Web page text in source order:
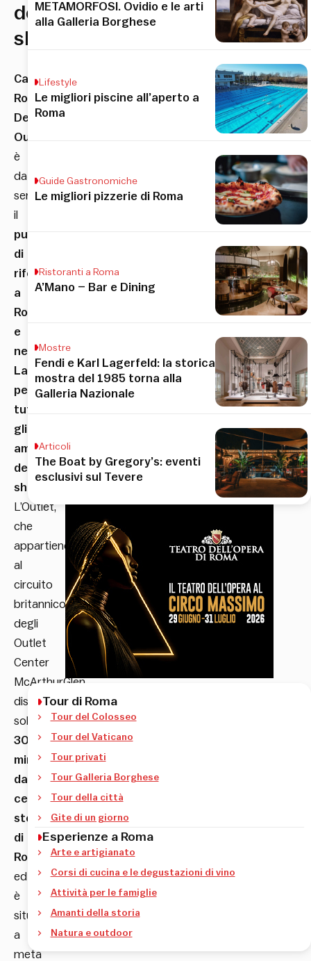
dello
shopping
Castel
Romano
Designer
Outlet
è
da
sempre
il
punto
di
riferimento
a
Roma
e
nel
Lazio
per
tutti
gli
amanti
dello
shopping
L’Outlet,
che
appartiene
al
circuito
britannico
degli
Outlet
Center
McArthurGlen,
dista
solo
30
minuti
dal
centro
storico
di
Roma
ed
è
situato
a
metà
METAMORFOSI. Ovidio e le arti
alla Galleria Borghese
Lifestyle
Le migliori piscine all’aperto a
Roma
Guide Gastronomiche
Le migliori pizzerie di Roma
Ristoranti a Roma
A’Mano – Bar e Dining
Mostre
Fendi e Karl Lagerfeld: la storica
mostra del 1985 torna alla
Galleria Nazionale
Articoli
The Boat by Gregory’s: eventi
esclusivi sul Tevere
Tour di Roma
Tour del Colosseo
Tour del Vaticano
Tour privati
Tour Galleria Borghese
Tour della città
Gite di un giorno
Esperienze a Roma
Arte e artigianato
Corsi di cucina e le degustazioni di vino
Attività per le famiglie
Amanti della storia
Natura e outdoor